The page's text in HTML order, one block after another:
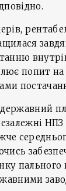
попит на
пального